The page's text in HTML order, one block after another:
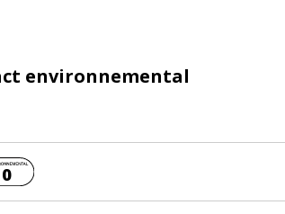
environnemental
environnemental :